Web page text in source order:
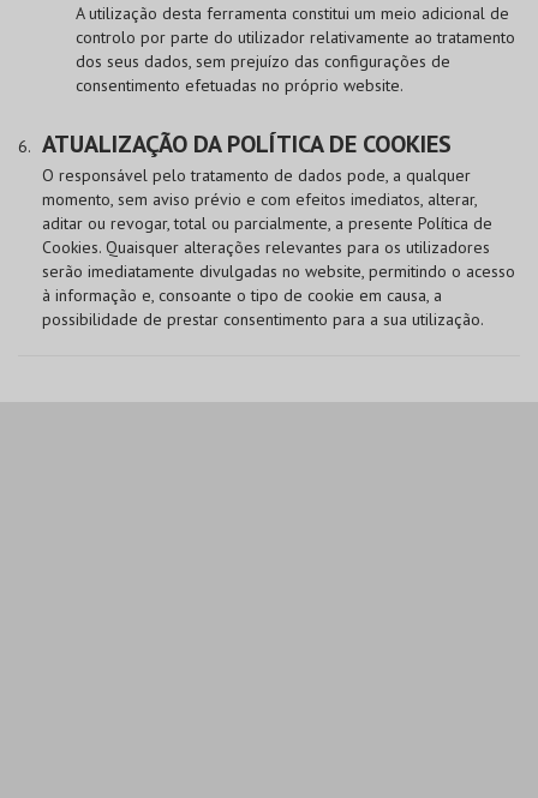
A utilização desta ferramenta constitui um meio adicional de
controlo por parte do utilizador relativamente ao tratamento
dos seus dados, sem prejuízo das configurações de
consentimento efetuadas no próprio website.
ATUALIZAÇÃO DA POLÍTICA DE COOKIES
O responsável pelo tratamento de dados pode, a qualquer
momento, sem aviso prévio e com efeitos imediatos, alterar,
aditar ou revogar, total ou parcialmente, a presente Política de
Cookies. Quaisquer alterações relevantes para os utilizadores
serão imediatamente divulgadas no website, permitindo o acesso
à informação e, consoante o tipo de cookie em causa, a
possibilidade de prestar consentimento para a sua utilização.